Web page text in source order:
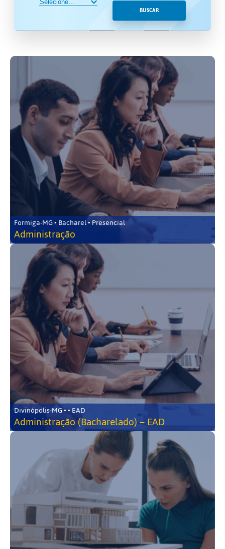
BUSCAR
Formiga-MG • Bacharel • Presencial
Administração
Divinópolis-MG • • EAD
Administração (Bacharelado) – EAD